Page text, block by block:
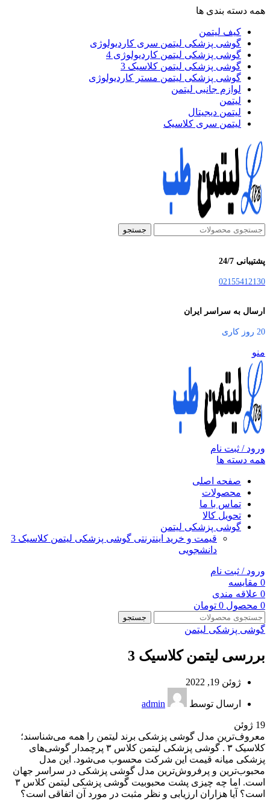
همه دسته بندی ها
کیف لیتمن
گوشی پزشکی لیتمن سری کاردیولوژی
گوشی پزشکی لیتمن کاردیولوژی 4
گوشی پزشکی لیتمن کلاسیک 3
گوشی پزشکی لیتمن مستر کاردیولوژی
لوازم جانبی لیتمن
لیتمن
لیتمن دیجیتال
لیتمن سری کلاسیک
جستجو
پشتیبانی 24/7
02155412130
ارسال به سراسر ایران
20 روز کاری
منو
ورود / ثبت نام
همه دسته ها
صفحه اصلی
محصولات
تماس با ما
تحویل کالا
گوشی پزشکی لیتمن
قیمت و خرید اینترنتی گوشی پزشکی لیتمن کلاسیک 3
دانشجویی
ورود / ثبت نام
0 مقایسه
0 علاقه مندی
0 محصول 0 تومان
جستجو
گوشی پزشکی لیتمن
بررسی لیتمن کلاسیک 3
ژوئن 19, 2022
ارسال توسط admin
19 ژوئن
معروف‌ترین مدل گوشی پزشکی برند لیتمن را همه می‌شناسند؛
کلاسیک ۳ . گوشی پزشکی لیتمن کلاس ۳ پرچمدار گوشی‌های
پزشکی میانه قیمت این شرکت محسوب می‌شود. این مدل
محبوب‌ترین و پرفروش‌ترین مدل گوشی پزشکی در سراسر جهان
است. اما چه چیزی پشت محبوبیت گوشی پزشکی لیتمن کلاس ۳
است؟ ​آیا هزاران ارزیابی و نظر مثبت در مورد آن اتفاقی است؟